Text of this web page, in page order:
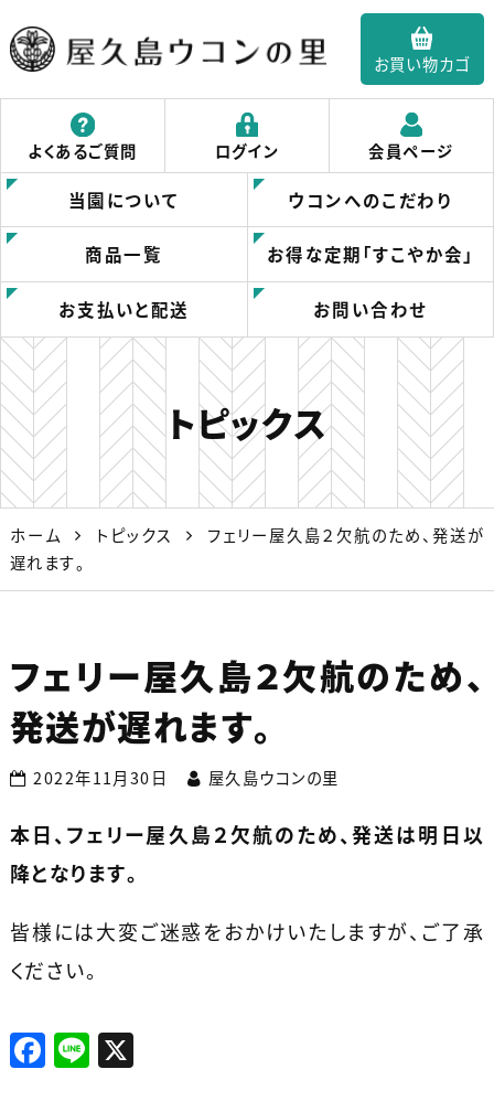
屋久島ウコンの里｜
春ウコンの屋久島ウ
コンの里
お買い物カゴ
よくあるご質問 ログイン 会員ページ
当園について ウコンへのこだわり
商品一覧 お得な定期「すこやか会」
お支払いと配送 お問い合わせ
トピックス
ホーム トピックス
フェリー屋久島２欠航のため、発送が
遅れます。
フェリー屋久島２欠航のため、
発送が遅れます。
2022年11月30日 屋久島ウコンの里
本日、フェリー屋久島２欠航のため、発送は明日以
降となります。
皆様には大変ご迷惑をおかけいたしますが、ご了承
ください。
F
a
Li
n
X